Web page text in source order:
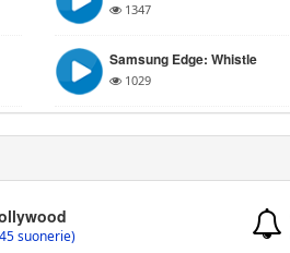
1347
Samsung Edge: Whistle
1029
suonerie)